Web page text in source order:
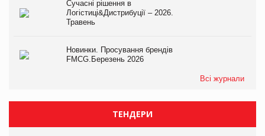
Сучасні рішення в
Логістиці&Дистрибуції – 2026.
Травень
Новинки. Просування брендів
FMCG.Березень 2026
Всі журнали
ТЕНДЕРИ